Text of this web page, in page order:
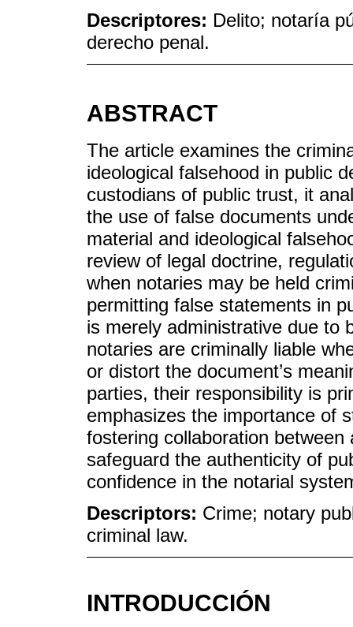
Descriptores: Delito; notaría
derecho penal.
ABSTRACT
The article examines the
ideological falsehood in public
custodians of public trust, it
the use of false documents
material and ideological
review of legal doctrine,
when notaries may be held
permitting false statements in
is merely administrative due to
notaries are criminally liable
or distort the document’s
parties, their responsibility is
emphasizes the importance of
fostering collaboration
safeguard the authenticity of
confidence in the notarial
Descriptors: Crime; notary
criminal law.
INTRODUCCIÓN